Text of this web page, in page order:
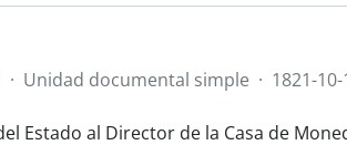
· Unidad documental simple · 1821-10-
Estado al Director de la Casa de